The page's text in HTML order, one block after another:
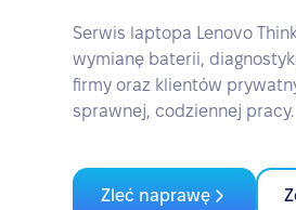
Serwis laptopa Lenovo
wymianę baterii,
firmy oraz klientów
sprawnej, codziennej pracy.
Zleć naprawę